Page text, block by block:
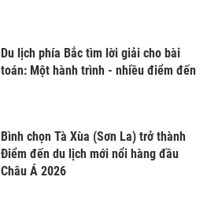
Du lịch phía Bắc tìm lời giải cho bài
toán: Một hành trình - nhiều điểm đến
Bình chọn Tà Xùa (Sơn La) trở thành
Điểm đến du lịch mới nổi hàng đầu
Châu Á 2026